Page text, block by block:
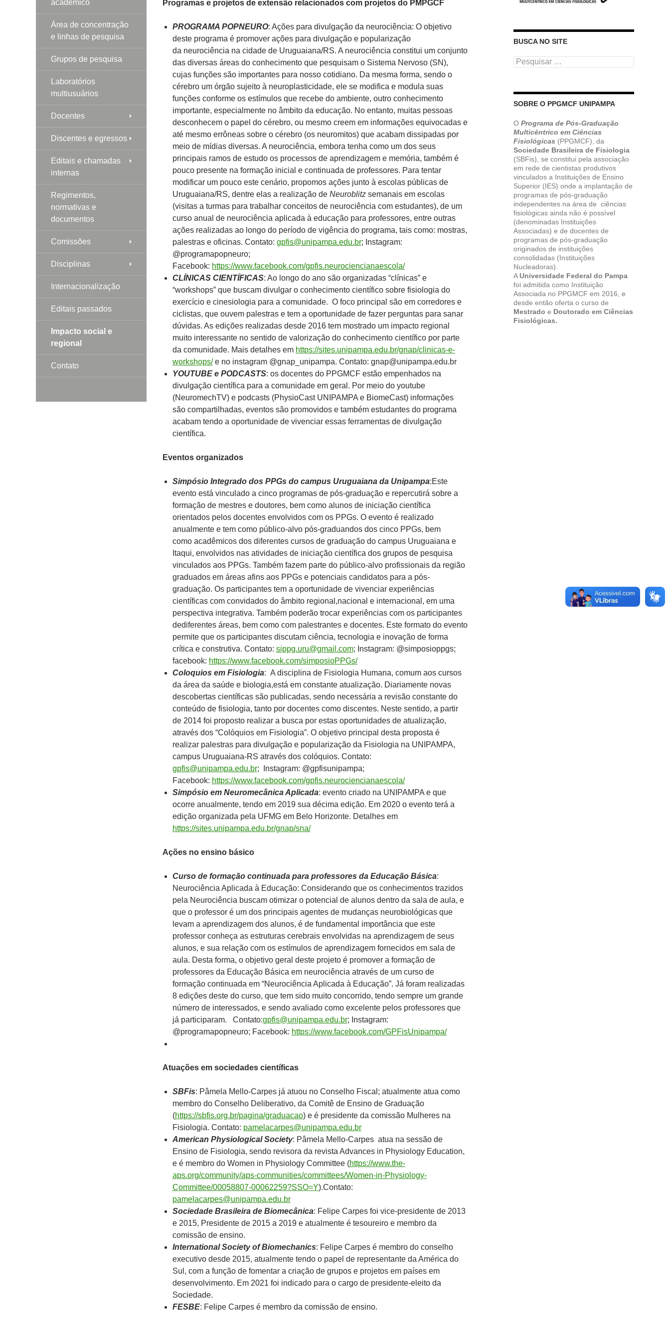
Programas e projetos de extensão relacionados com projetos do PMPGCF
PROGRAMA POPNEURO: Ações para divulgação da neurociência: O objetivo
deste programa é promover ações para divulgação e popularização
da neurociência na cidade de Uruguaiana/RS. A neurociência constitui um conjunto
das diversas áreas do conhecimento que pesquisam o Sistema Nervoso (SN),
cujas funções são importantes para nosso cotidiano. Da mesma forma, sendo o
cérebro um órgão sujeito à neuroplasticidade, ele se modifica e modula suas
funções conforme os estímulos que recebe do ambiente, outro conhecimento
importante, especialmente no âmbito da educação. No entanto, muitas pessoas
desconhecem o papel do cérebro, ou mesmo creem em informações equivocadas e
até mesmo errôneas sobre o cérebro (os neuromitos) que acabam dissipadas por
meio de mídias diversas. A neurociência, embora tenha como um dos seus
principais ramos de estudo os processos de aprendizagem e memória, também é
pouco presente na formação inicial e continuada de professores. Para tentar
modificar um pouco este cenário, propomos ações junto à escolas públicas de
Uruguaiana/RS, dentre elas a realização de Neuroblitzsemanais em escolas
(visitas a turmas para trabalhar conceitos de neurociência com estudantes), de um
curso anual de neurociência aplicada à educação para professores, entre outras
ações realizadas ao longo do período de vigência do programa, tais como: mostras,
palestras e oficinas. Contato: gpfis@unipampa.edu.br; Instagram:
@programapopneuro;
Facebook: https://www.facebook.com/gpfis.neurociencianaescola/
CLÍNICAS CIENTÍFICAS: Ao longo do ano são organizadas “clínicas” e
“workshops” que buscam divulgar o conhecimento científico sobre fisiologia do
exercício e cinesiologia para a comunidade. O foco principal são em corredores e
ciclistas, que ouvem palestras e tem a oportunidade de fazer perguntas para sanar
dúvidas. As edições realizadas desde 2016 tem mostrado um impacto regional
muito interessante no sentido de valorização do conhecimento científico por parte
da comunidade. Mais detalhes em https://sites.unipampa.edu.br/gnap/clinicas-e-
workshops/e no instagram @gnap_unipampa. Contato: gnap@unipampa.edu.br
YOUTUBE e PODCASTS: os docentes do PPGMCF estão empenhados na
divulgação científica para a comunidade em geral. Por meio do youtube
(NeuromechTV) e podcasts (PhysioCast UNIPAMPA e BiomeCast) informações
são compartilhadas, eventos são promovidos e também estudantes do programa
acabam tendo a oportunidade de vivenciar essas ferramentas de divulgação
científica.
Eventos organizados
Simpósio Integrado dos PPGs do campus Uruguaiana da Unipampa:Este
evento está vinculado a cinco programas de pós-graduação e repercutirá sobre a
formação de mestres e doutores, bem como alunos de iniciação científica
orientados pelos docentes envolvidos com os PPGs. O evento é realizado
anualmente e tem como público-alvo pós-graduandos dos cinco PPGs, bem
como acadêmicos dos diferentes cursos de graduação do campus Uruguaiana e
Itaqui, envolvidos nas atividades de iniciação científica dos grupos de pesquisa
vinculados aos PPGs. Também fazem parte do público-alvo profissionais da região
graduados em áreas afins aos PPGs e potenciais candidatos para a pós-
graduação. Os participantes tem a oportunidade de vivenciar experiências
científicas com convidados do âmbito regional,nacional e internacional, em uma
perspectiva integrativa. Também poderão trocar experiências com os participantes
dediferentes áreas, bem como com palestrantes e docentes. Este formato do evento
permite que os participantes discutam ciência, tecnologia e inovação de forma
crítica e construtiva. Contato: sippg.uru@gmail.com; Instagram: @simposioppgs;
facebook: https://www.facebook.com/simposioPPGs/
Coloquios em Fisiologia: A disciplina de Fisiologia Humana, comum aos cursos
da área da saúde e biologia,está em constante atualização. Diariamente novas
descobertas científicas são publicadas, sendo necessária a revisão constante do
conteúdo de fisiologia, tanto por docentes como discentes. Neste sentido, a partir
de 2014 foi proposto realizar a busca por estas oportunidades de atualização,
através dos “Colóquios em Fisiologia”. O objetivo principal desta proposta é
realizar palestras para divulgação e popularização da Fisiologia na UNIPAMPA,
campus Uruguaiana-RS através dos colóquios. Contato:
gpfis@unipampa.edu.br; Instagram: @gpfisunipampa;
Facebook: https://www.facebook.com/gpfis.neurociencianaescola/
Simpósio em Neuromecânica Aplicada: evento criado na UNIPAMPA e que
ocorre anualmente, tendo em 2019 sua décima edição. Em 2020 o evento terá a
edição organizada pela UFMG em Belo Horizonte. Detalhes em
https://sites.unipampa.edu.br/gnap/sna/
Ações no ensino básico
Curso de formação continuada para professores da Educação Básica:
Neurociência Aplicada à Educação: Considerando que os conhecimentos trazidos
pela Neurociência buscam otimizar o potencial de alunos dentro da sala de aula, e
que o professor é um dos principais agentes de mudanças neurobiológicas que
levam a aprendizagem dos alunos, é de fundamental importância que este
professor conheça as estruturas cerebrais envolvidas na aprendizagem de seus
alunos, e sua relação com os estímulos de aprendizagem fornecidos em sala de
aula. Desta forma, o objetivo geral deste projeto é promover a formação de
professores da Educação Básica em neurociência através de um curso de
formação continuada em “Neurociência Aplicada à Educação”. Já foram realizadas
8 edições deste do curso, que tem sido muito concorrido, tendo sempre um grande
número de interessados, e sendo avaliado como excelente pelos professores que
já participaram. Contato:gpfis@unipampa.edu.br; Instagram:
@programapopneuro; Facebook: https://www.facebook.com/GPFisUnipampa/
Atuações em sociedades científicas
SBFis: Pâmela Mello-Carpes já atuou no Conselho Fiscal; atualmente atua como
membro do Conselho Deliberativo, da Comitê de Ensino de Graduação
(https://sbfis.org.br/pagina/graduacao) e é presidente da comissão Mulheres na
Fisiologia. Contato: pamelacarpes@unipampa.edu.br
American Physiological Society: Pâmela Mello-Carpes atua na sessão de
Ensino de Fisiologia, sendo revisora da revista Advances in Physiology Education,
e é membro do Women in Physiology Committee (https://www.the-
aps.org/community/aps-communities/committees/Women-in-Physiology-
Committee/00058807-00062259?SSO=Y).Contato:
pamelacarpes@unipampa.edu.br
Sociedade Brasileira de Biomecânica: Felipe Carpes foi vice-presidente de 2013
e 2015, Presidente de 2015 a 2019 e atualmente é tesoureiro e membro da
comissão de ensino.
International Society of Biomechanics: Felipe Carpes é membro do conselho
executivo desde 2015, atualmente tendo o papel de representante da América do
Sul, com a função de fomentar a criação de grupos e projetos em países em
desenvolvimento. Em 2021 foi indicado para o cargo de presidente-eleito da
Sociedade.
FESBE: Felipe Carpes é membro da comissão de ensino.
BUSCA NO SITE
Pesquisar
por:
SOBRE O PPGMCF UNIPAMPA
O Programa de Pós-Graduação
Multicêntrico em Ciências
Fisiológicas (PPGMCF), da
Sociedade Brasileira de Fisiologia
(SBFis), se constitui pela associação
em rede de cientistas produtivos
vinculados a Instituições de Ensino
Superior (IES) onde a implantação de
programas de pós-graduação
independentes na área de ciências
fisiológicas ainda não é possível
(denominadas Instituições
Associadas) e de docentes de
programas de pós-graduação
originados de instituições
consolidadas (Instituições
Nucleadoras).
A Universidade Federal do Pampa
foi admitida como Instituição
Associada no PPGMCF em 2016, e
desde então oferta o curso de
Mestrado e Doutorado em Ciências
Fisiológicas.
acadêmico
Área de concentração
e linhas de pesquisa
Grupos de pesquisa
Laboratórios
multiusuários
Docentes
Discentes e egressos
Editais e chamadas
internas
Regimentos,
normativas e
documentos
Comissões
Disciplinas
Internacionalização
Editais passados
Impacto social e
regional
Contato